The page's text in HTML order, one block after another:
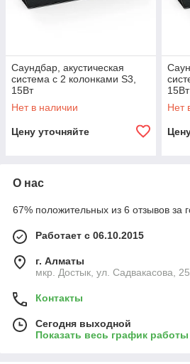
Саундбар, акустическая
система с 2 колонками S3,
15Вт
Нет в наличии
Цену уточняйте
15Вт
Нет
О нас
67% положительных из 6 отзывов за
Работает с 06.10.2015
г. Алматы
мкр. Достык, ул. Садвакасова,
Контакты
Сегодня выходной
Показать весь график работы